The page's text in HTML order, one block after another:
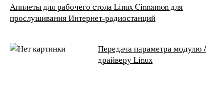
Апплеты для рабочего стола Linux Cinnamon для
прослушивания Интернет-радиостанций
Передача параметра модулю /
драйверу Linux